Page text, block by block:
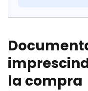
la compra